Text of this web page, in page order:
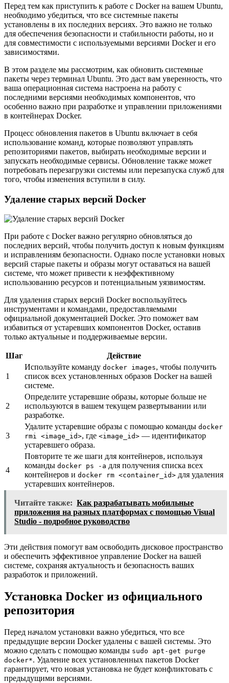
Перед тем как приступить к работе с Docker на вашем Ubuntu,
необходимо убедиться, что все системные пакеты
установлены в их последних версиях. Это важно не только
для обеспечения безопасности и стабильности работы, но и
для совместимости с используемыми версиями Docker и его
зависимостями.
В этом разделе мы рассмотрим, как обновить системные
пакеты через терминал Ubuntu. Это даст вам уверенность, что
ваша операционная система настроена на работу с
последними версиями необходимых компонентов, что
особенно важно при разработке и управлении приложениями
в контейнерах Docker.
Процесс обновления пакетов в Ubuntu включает в себя
использование команд, которые позволяют управлять
репозиториями пакетов, выбирать необходимые версии и
запускать необходимые сервисы. Обновление также может
потребовать перезагрузки системы или перезапуска служб для
того, чтобы изменения вступили в силу.
Удаление старых версий Docker
При работе с Docker важно регулярно обновляться до
последних версий, чтобы получить доступ к новым функциям
и исправлениям безопасности. Однако после установки новых
версий старые пакеты и образы могут оставаться на вашей
системе, что может привести к неэффективному
использованию ресурсов и потенциальным уязвимостям.
Для удаления старых версий Docker воспользуйтесь
инструментами и командами, предоставляемыми
официальной документацией Docker. Это поможет вам
избавиться от устаревших компонентов Docker, оставив
только актуальные и поддерживаемые версии.
Шаг Действие
1
Используйте команду docker images, чтобы получить
список всех установленных образов Docker на вашей
системе.
2
Определите устаревшие образы, которые больше не
используются в вашем текущем развертывании или
разработке.
3
Удалите устаревшие образы с помощью команды docker
rmi <image_id>, где <image_id> — идентификатор
устаревшего образа.
4
Повторите те же шаги для контейнеров, используя
команды docker ps -a для получения списка всех
контейнеров и docker rm <container_id> для удаления
устаревших контейнеров.
Читайте также: Как разрабатывать мобильные
приложения на разных платформах с помощью Visual
Studio - подробное руководство
Эти действия помогут вам освободить дисковое пространство
и обеспечить эффективное управление Docker на вашей
системе, сохраняя актуальность и безопасность ваших
разработок и приложений.
Установка Docker из официального
репозитория
Перед началом установки важно убедиться, что все
предыдущие версии Docker удалены с вашей системы. Это
можно сделать с помощью команды sudo apt-get purge
docker*. Удаление всех установленных пакетов Docker
гарантирует, что новая установка не будет конфликтовать с
предыдущими версиями.